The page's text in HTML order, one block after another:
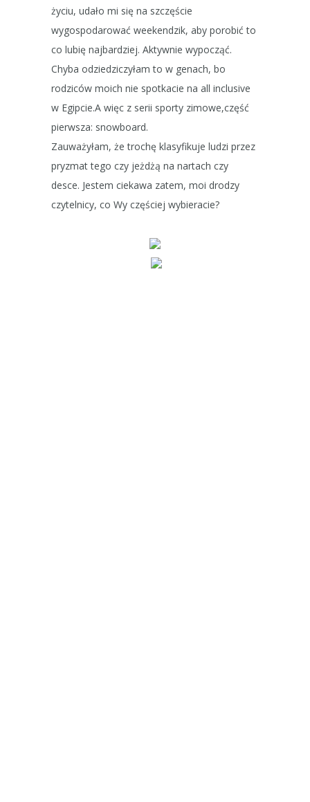
życiu, udało mi się na szczęście
wygospodarować weekendzik, aby porobić to
co lubię najbardziej. Aktywnie wypocząć.
Chyba odziedziczyłam to w genach, bo
rodziców moich nie spotkacie na all inclusive
w Egipcie.A więc z serii sporty zimowe,część
pierwsza: snowboard.
Zauważyłam, że trochę klasyfikuje ludzi przez
pryzmat tego czy jeżdżą na nartach czy
desce. Jestem ciekawa zatem, moi drodzy
czytelnicy, co Wy częściej wybieracie?